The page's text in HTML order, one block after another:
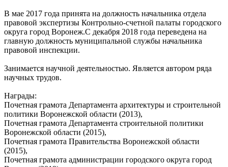
В мае 2017 года принята на должность начальника отдела
правовой экспертизы Контрольно-счетной палаты городского
округа город Воронеж.С декабря 2018 года переведена на
главную должность муниципальной службы начальника
правовой инспекции.
Занимается научной деятельностью. Является автором ряда
научных трудов.
Награды:
Почетная грамота Департамента архитектуры и строительной
политики Воронежской области (2013),
Почетная грамота Департамента строительной политики
Воронежской области (2015),
Почетная грамота Правительства Воронежской области
(2015),
Почетная грамота администрации городского округа город